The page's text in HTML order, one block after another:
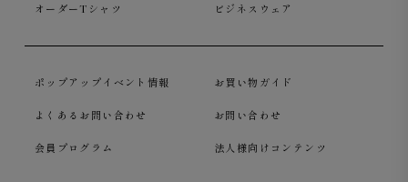
オーダーTシャツ ビジネスウェア
ポップアップイベント情報 お買い物ガイド
よくあるお問い合わせ お問い合わせ
会員プログラム 法人様向けコンテンツ